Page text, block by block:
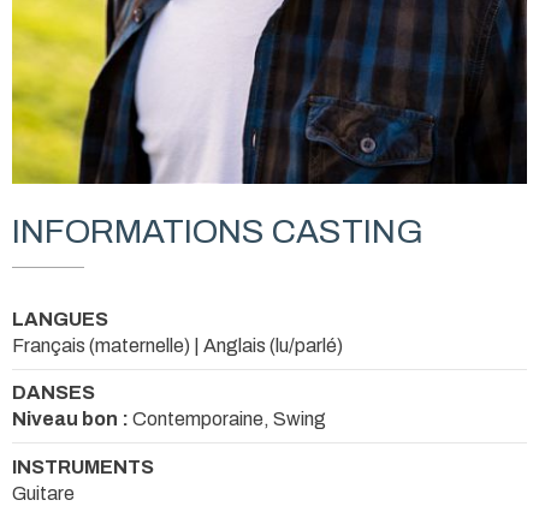
INFORMATIONS CASTING
LANGUES
Français (maternelle) | Anglais (lu/parlé)
DANSES
Niveau bon : Contemporaine, Swing
INSTRUMENTS
Guitare